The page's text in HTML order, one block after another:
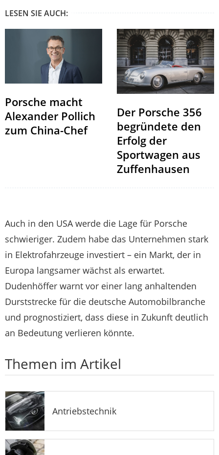
LESEN SIE AUCH:
Porsche macht
Alexander Pollich
zum China-Chef
Der Porsche 356
begründete den
Erfolg der
Sportwagen aus
Zuffenhausen
Auch in den USA werde die Lage für Porsche
schwieriger. Zudem habe das Unternehmen stark
in Elektrofahrzeuge investiert – ein Markt, der in
Europa langsamer wächst als erwartet.
Dudenhöffer warnt vor einer lang anhaltenden
Durststrecke für die deutsche Automobilbranche
und prognostiziert, dass diese in Zukunft deutlich
an Bedeutung verlieren könnte.
Themen im Artikel
Antriebstechnik